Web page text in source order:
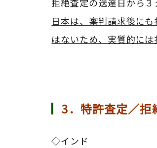
日本は、審判請求後に
はないため、実質的に
3．特許査定／拒
◇インド